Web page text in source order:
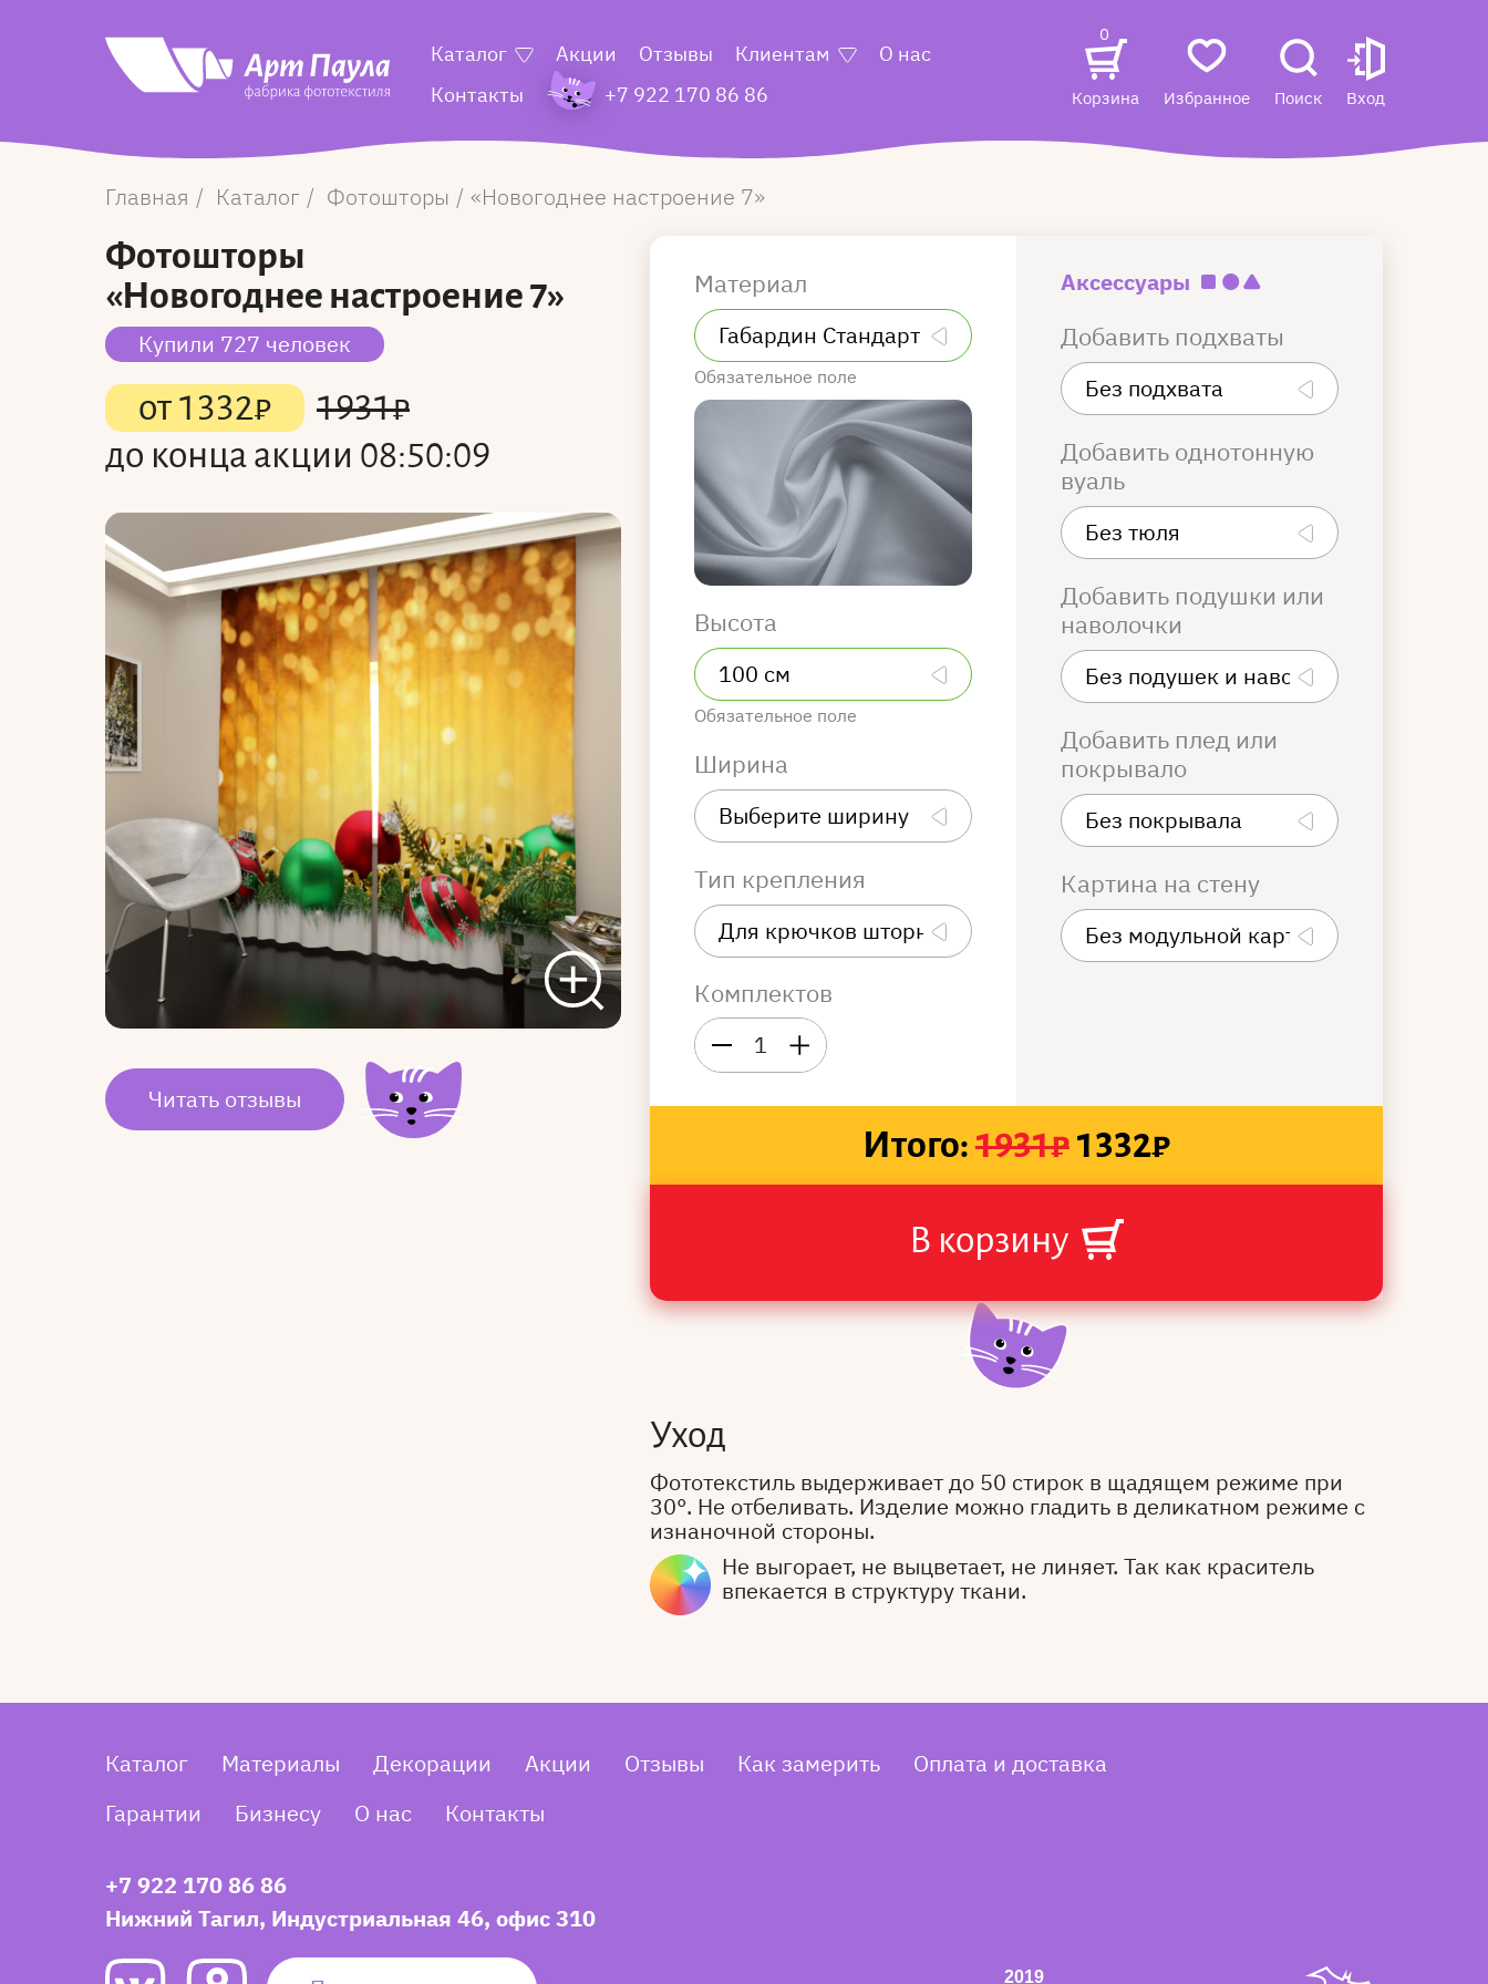
Каталог Акции Отзывы Клиентам
О нас
Контакты
+7 922 170 86 86
0
Корзина Избранное Поиск Вход
Главная Каталог Фотошторы Новогоднее настроение 7
Фотошторы
«Новогоднее настроение 7»
Купили 727 человек
от1332₽ 1931₽
до конца акции 08:50:08
Читать отзывы
Материал
Обязательное поле
Высота
Обязательное поле
Ширина
Тип крепления
Комплектов
1
Аксессуары
Добавить подхваты
Добавить однотонную
вуаль
Добавить подушки или
наволочки
Добавить плед или
покрывало
Картина на стену
Итого:1931₽1332₽
В корзину
Уход
Фототекстиль выдерживает до 50 стирок в щадящем режиме при
30°. Не отбеливать. Изделие можно гладить в деликатном режиме с
изнаночной стороны.
Не выгорает, не выцветает, не линяет. Так как краситель
впекается в структуру ткани.
Каталог Материалы Декорации Акции Отзывы Как замерить
Оплата и доставка
Гарантии
Бизнесу О нас Контакты
+7 922 170 86 86
Нижний Тагил, Индустриальная 46, офис 310